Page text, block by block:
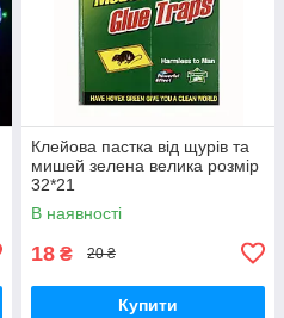
Клейова пастка від щурів та
мишей зелена велика розмір
32*21
В наявності
18 ₴ 20 ₴
Купити